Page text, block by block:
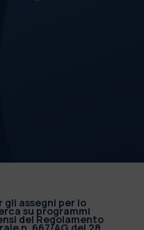
assegni per lo
su programmi
del Regolamento